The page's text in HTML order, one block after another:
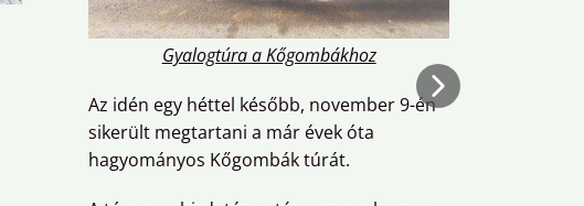
Gyalogtúra a Kőgombákhoz
Az idén egy héttel később, november 9-én
sikerült megtartani a már évek óta
hagyományos Kőgombák túrát.